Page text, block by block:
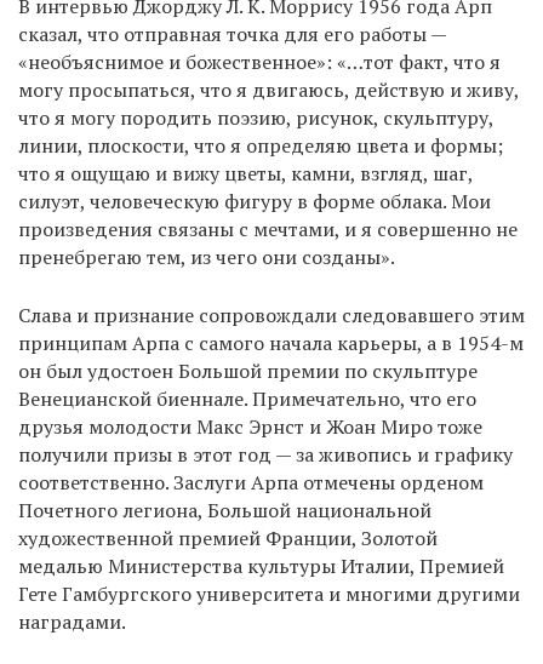
В интервью Джорджу Л. К. Моррису 1956 года Арп
сказал, что отправная точка для его работы —
«необъяснимое и божественное»: «…тот факт, что я
могу просыпаться, что я двигаюсь, действую и живу,
что я могу породить поэзию, рисунок, скульптуру,
линии, плоскости, что я определяю цвета и формы;
что я ощущаю и вижу цветы, камни, взгляд, шаг,
силуэт, человеческую фигуру в форме облака. Мои
произведения связаны с мечтами, и я совершенно не
пренебрегаю тем, из чего они созданы».
Слава и признание сопровождали следовавшего этим
принципам Арпа с самого начала карьеры, а в 1954-м
он был удостоен Большой премии по скульптуре
Венецианской биеннале. Примечательно, что его
друзья молодости Макс Эрнст и Жоан Миро тоже
получили призы в этот год — за живопись и графику
соответственно. Заслуги Арпа отмечены орденом
Почетного легиона, Большой национальной
художественной премией Франции, Золотой
медалью Министерства культуры Италии, Премией
Гете Гамбургского университета и многими другими
наградами.